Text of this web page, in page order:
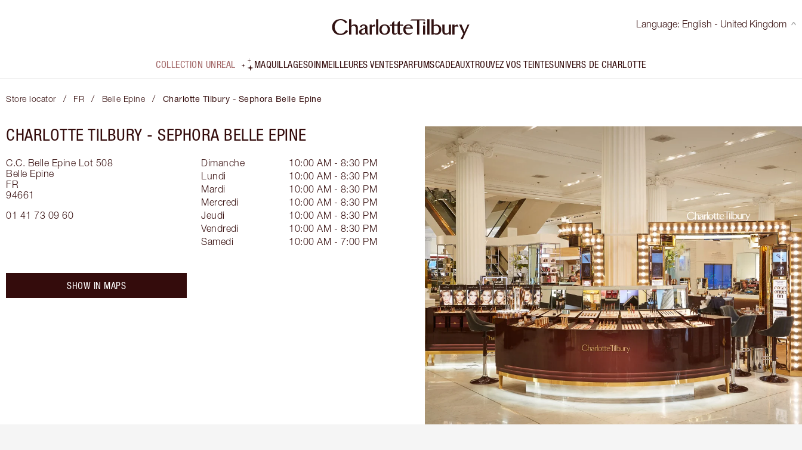
Language: English - United Kingdom
COLLECTION UNREAL MAQUILLAGESOINMEILLEURES VENTESPARFUMSCADEAUXTROUVEZ VOS TEINTESUNIVERS DE CHARLOTTE
Store locator / FR / Belle Epine / Charlotte Tilbury - Sephora Belle Epine
CHARLOTTE TILBURY - SEPHORA BELLE EPINE
C.C. Belle Epine Lot 508
Belle Epine
FR
94661
01 41 73 09 60
Dimanche
10:00 AM - 8:30 PM
Lundi
10:00 AM - 8:30 PM
Mardi
10:00 AM - 8:30 PM
Mercredi
10:00 AM - 8:30 PM
Jeudi
10:00 AM - 8:30 PM
Vendredi
10:00 AM - 8:30 PM
Samedi
10:00 AM - 7:00 PM
SHOW IN MAPS